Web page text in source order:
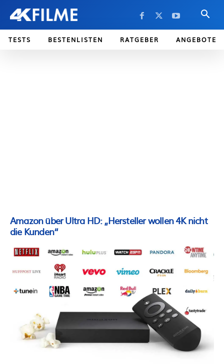
TESTS BESTENLISTEN RATGEBER ANGEBOTE
Amazon über Ultra HD: „Hersteller wollen 4K nicht
die Kunden“